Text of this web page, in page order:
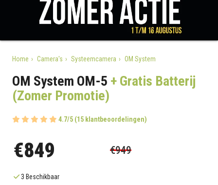
Home Camera's Systeemcamera OM System
OM System OM-5 + Gratis Batterij
(Zomer Promotie)
4.7/5 (15 klantbeoordelingen)
€849 €949
3 Beschikbaar